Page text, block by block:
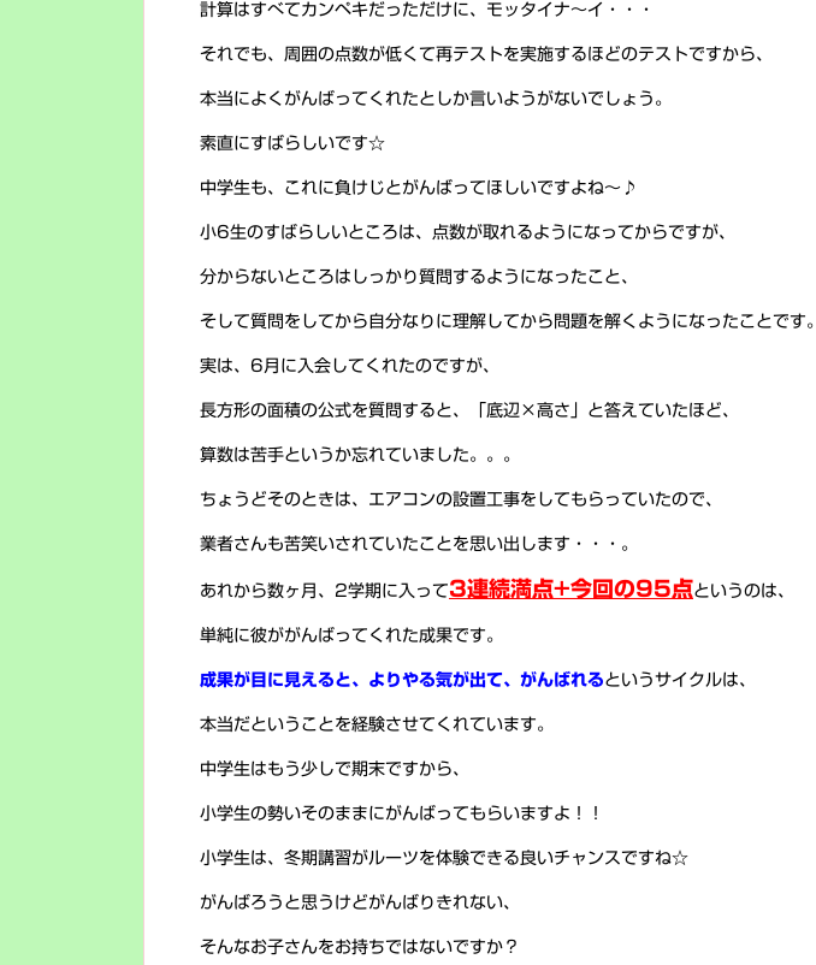
計算はすべてカンペキだっただけに、モッタイナ～イ・・・
それでも、周囲の点数が低くて再テストを実施するほどのテストですから、
本当によくがんばってくれたとしか言いようがないでしょう。
素直にすばらしいです☆
中学生も、これに負けじとがんばってほしいですよね～♪
小6生のすばらしいところは、点数が取れるようになってからですが、
分からないところはしっかり質問するようになったこと、
そして質問をしてから自分なりに理解してから問題を解くようになったことです。
実は、6月に入会してくれたのですが、
長方形の面積の公式を質問すると、「底辺×高さ」と答えていたほど、
算数は苦手というか忘れていました。。。
ちょうどそのときは、エアコンの設置工事をしてもらっていたので、
業者さんも苦笑いされていたことを思い出します・・・。
あれから数ヶ月、2学期に入って3連続満点+今回の95点というのは、
単純に彼ががんばってくれた成果です。
成果が目に見えると、よりやる気が出て、がんばれるというサイクルは、
本当だということを経験させてくれています。
中学生はもう少しで期末ですから、
小学生の勢いそのままにがんばってもらいますよ！！
小学生は、冬期講習がルーツを体験できる良いチャンスですね☆
がんばろうと思うけどがんばりきれない、
そんなお子さんをお持ちではないですか？